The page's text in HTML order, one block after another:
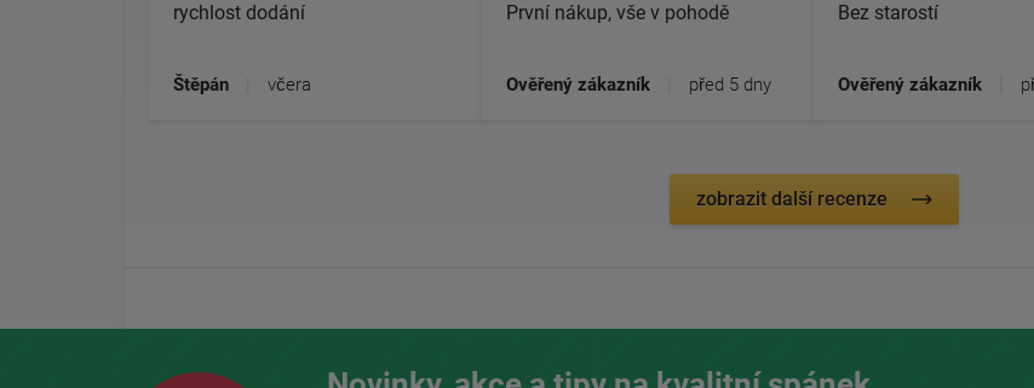
rychlost dodání
Štěpán včera
První nákup, vše v pohodě
Ověřený zákazník před 5 dny
Bez starostí
Ověřený zákazník
zobrazit další recenze